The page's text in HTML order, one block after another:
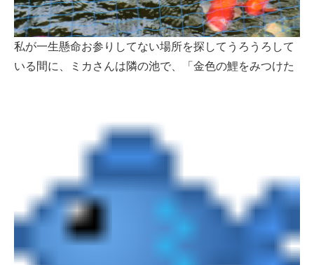
私が一生懸命お参りしてない場所を探してうろうろして
いる間に、ミカさんは隣の池で、「金色の鯉をみつけた